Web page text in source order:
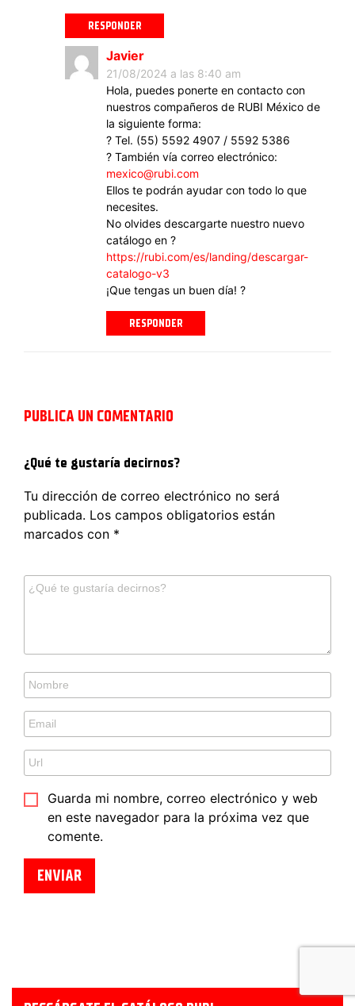
RESPONDER
Javier
21/08/2024 a las 8:40 am
Hola, puedes ponerte en contacto con
nuestros compañeros de RUBI México de
la siguiente forma:
? Tel. (55) 5592 4907 / 5592 5386
? También vía correo electrónico:
mexico@rubi.com
Ellos te podrán ayudar con todo lo que
necesites.
No olvides descargarte nuestro nuevo
catálogo en ?
https://rubi.com/es/landing/descargar-
catalogo-v3
¡Que tengas un buen día! ?
RESPONDER
PUBLICA UN COMENTARIO
¿Qué te gustaría decirnos?
Tu dirección de correo electrónico no será
publicada. Los campos obligatorios están
marcados con *
Guarda mi nombre, correo electrónico y web
en este navegador para la próxima vez que
comente.